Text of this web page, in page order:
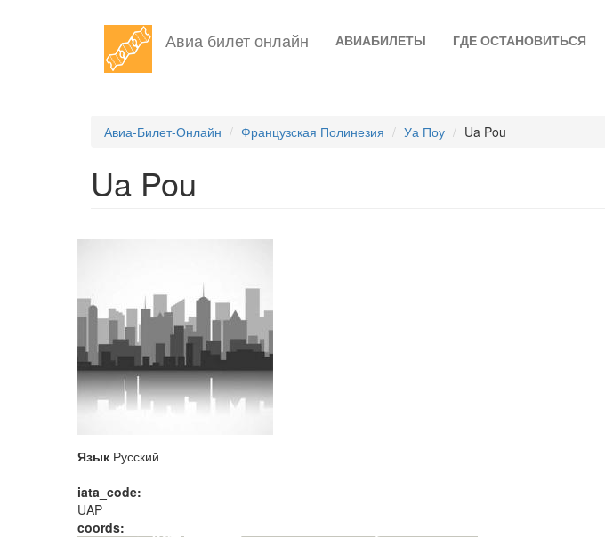
Авиа билет онлайн АВИАБИЛЕТЫ ГДЕ ОСТАНОВИТЬСЯ
Авиа-Билет-Онлайн Французская Полинезия Уа Поу Ua Pou
Ua Pou
Язык Русский
iata_code:
UAP
coords: